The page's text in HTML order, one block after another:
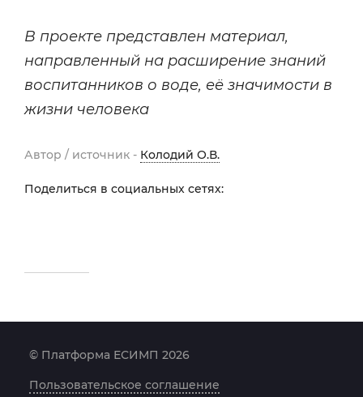
В проекте представлен материал,
направленный на расширение знаний
воспитанников о воде, её значимости в
жизни человека
Автор / источник - Колодий О.В.
Поделиться в социальных сетях:
© Платформа ЕСИМП 2026
Пользовательское соглашение